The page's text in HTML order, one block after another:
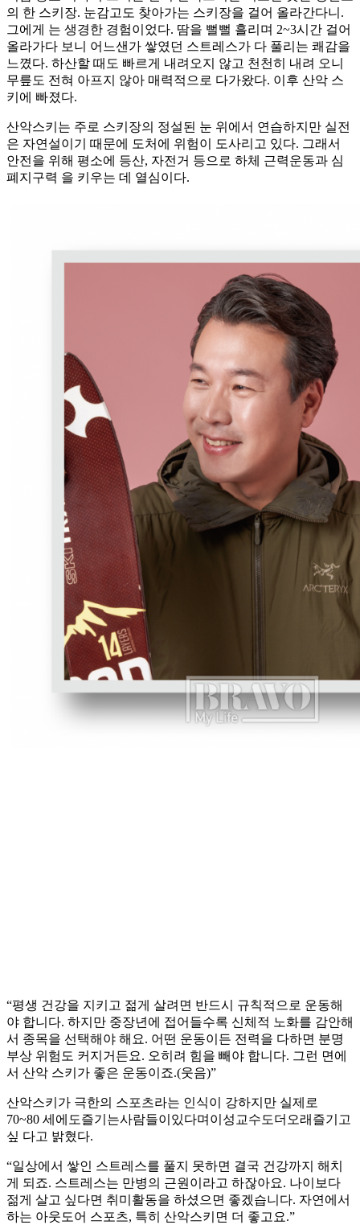
의 한 스키장. 눈감고도 찾아가는 스키장을 걸어 올라간다니.
그에게 는 생경한 경험이었다. 땀을 뻘뻘 흘리며 2~3시간 걸어
올라가다 보니 어느샌가 쌓였던 스트레스가 다 풀리는 쾌감을
느꼈다. 하산할 때도 빠르게 내려오지 않고 천천히 내려 오니
무릎도 전혀 아프지 않아 매력적으로 다가왔다. 이후 산악 스
키에 빠졌다.
산악스키는 주로 스키장의 정설된 눈 위에서 연습하지만 실전
은 자연설이기 때문에 도처에 위험이 도사리고 있다. 그래서
안전을 위해 평소에 등산, 자전거 등으로 하체 근력운동과 심
폐지구력 을 키우는 데 열심이다.
“평생 건강을 지키고 젊게 살려면 반드시 규칙적으로 운동해
야 합니다. 하지만 중장년에 접어들수록 신체적 노화를 감안해
서 종목을 선택해야 해요. 어떤 운동이든 전력을 다하면 분명
부상 위험도 커지거든요. 오히려 힘을 빼야 합니다. 그런 면에
서 산악 스키가 좋은 운동이죠.(웃음)”
산악스키가 극한의 스포츠라는 인식이 강하지만 실제로
70~80 세에도즐기는사람들이있다며이성교수도더오래즐기고
싶 다고 밝혔다.
“일상에서 쌓인 스트레스를 풀지 못하면 결국 건강까지 해치
게 되죠. 스트레스는 만병의 근원이라고 하잖아요. 나이보다
젊게 살고 싶다면 취미활동을 하셨으면 좋겠습니다. 자연에서
하는 아웃도어 스포츠, 특히 산악스키면 더 좋고요.”